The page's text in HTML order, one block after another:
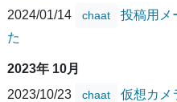
2024/01/14
chaat
投稿用メ
た
2023年 10月
2023/10/23
chaat
仮想カメ